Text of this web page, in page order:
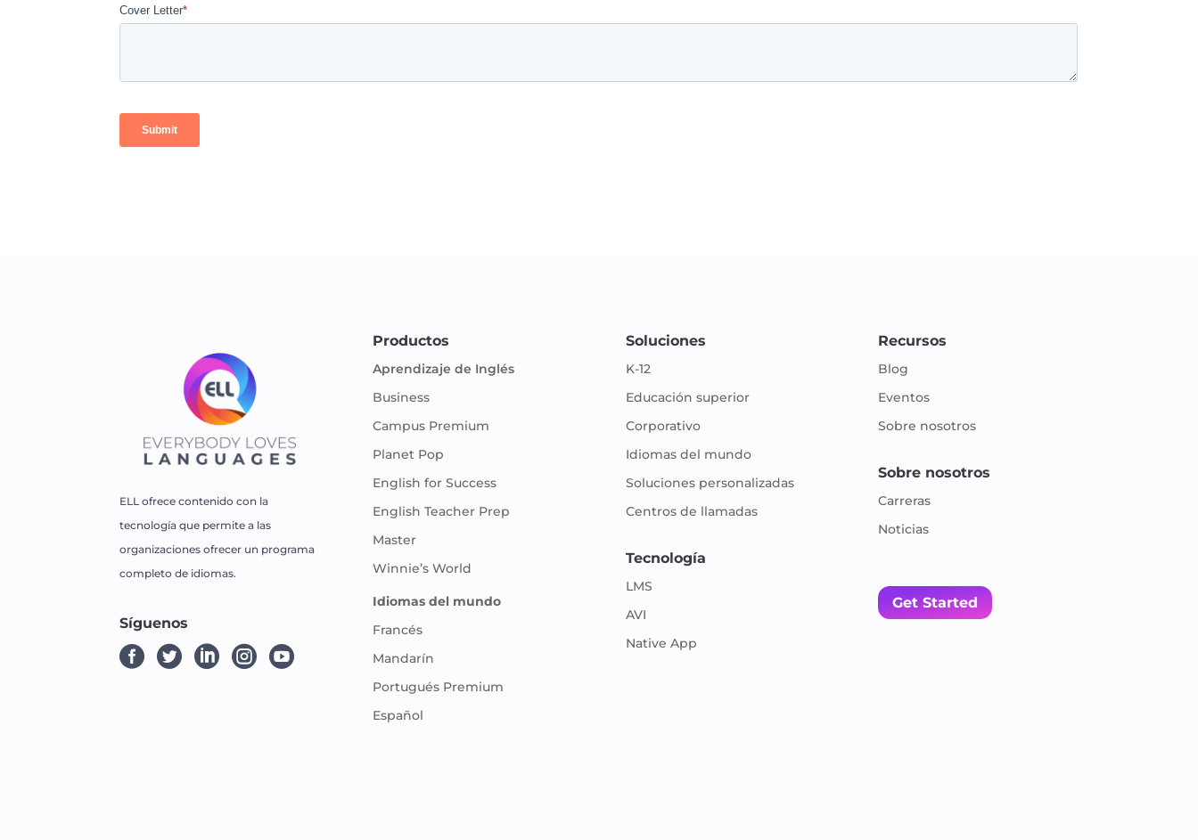
ELL ofrece contenido con la
tecnología que permite a las
organizaciones ofrecer un programa
completo de idiomas.
Síguenos
    
Productos
Aprendizaje de Inglés
Business
Campus Premium
Planet Pop
English for Success
English Teacher Prep
Master
Winnie’s World
Idiomas del mundo
Francés
Mandarín
Portugués Premium
Español
Soluciones
K-12
Educación superior
Corporativo
Idiomas del mundo
Soluciones personalizadas
Centros de llamadas
Tecnología
LMS
AVI
Native App
Recursos
Blog
Eventos
Sobre nosotros
Sobre nosotros
Carreras
Noticias
Get Started